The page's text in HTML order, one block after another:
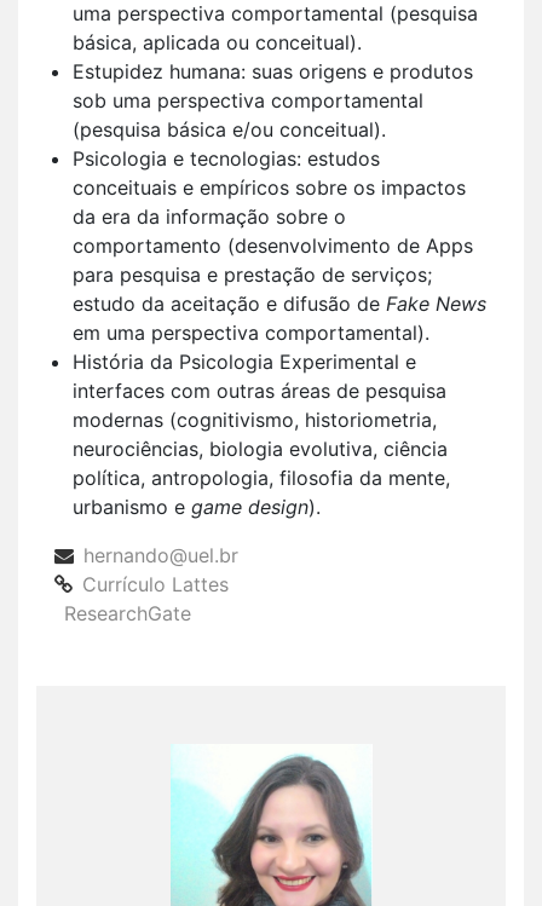
uma perspectiva comportamental (pesquisa
básica, aplicada ou conceitual).
Estupidez humana: suas origens e produtos
sob uma perspectiva comportamental
(pesquisa básica e/ou conceitual).
Psicologia e tecnologias: estudos
conceituais e empíricos sobre os impactos
da era da informação sobre o
comportamento (desenvolvimento de Apps
para pesquisa e prestação de serviços;
estudo da aceitação e difusão de Fake News
em uma perspectiva comportamental).
História da Psicologia Experimental e
interfaces com outras áreas de pesquisa
modernas (cognitivismo, historiometria,
neurociências, biologia evolutiva, ciência
política, antropologia, filosofia da mente,
urbanismo e game design).
hernando@uel.br
Currículo Lattes
ResearchGate